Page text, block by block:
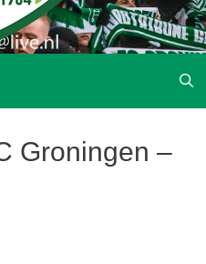
Groningen –